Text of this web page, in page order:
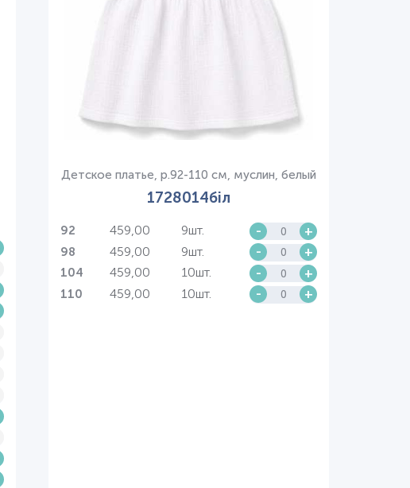
Детское платье, р.92-110 см, муслин, белый
1728014біл
92 459,00 9шт. - +
98 459,00 9шт. - +
104 459,00 10шт. - +
110 459,00 10шт. - +